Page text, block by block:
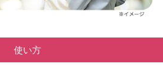
使い方